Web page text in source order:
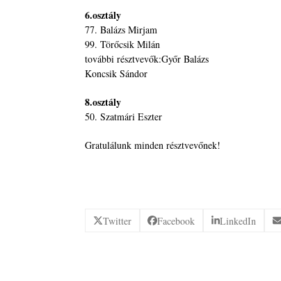
6.osztály
77. Balázs Mirjam
99. Törőcsik Milán
további résztvevők:Győr Balázs
Koncsik Sándor
8.osztály
50. Szatmári Eszter
Gratulálunk minden résztvevőnek!
Twitter Facebook LinkedIn